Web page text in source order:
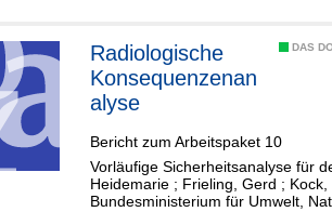
Tongestein
DAS
Radiologische
Konsequenzenan
alyse
Bericht zum Arbeitspaket 10
Vorläufige Sicherheitsanalyse für
Heidemarie ; Frieling, Gerd ; Kock,
Bundesministerium für Umwelt,